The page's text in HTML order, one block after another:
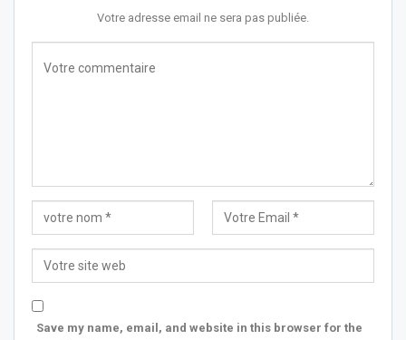
Votre adresse email ne sera pas publiée.
Save my name, email, and website in this browser for the